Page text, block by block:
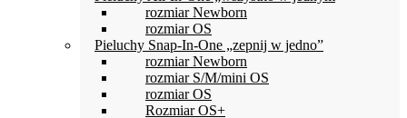
rozmiar Newborn
rozmiar OS
Pieluchy Snap-In-One „zepnij w jedno”
rozmiar Newborn
rozmiar S/M/mini OS
rozmiar OS
Rozmiar OS+